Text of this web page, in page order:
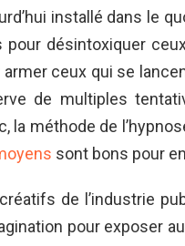
installé dans le
pour désintoxiquer
armer ceux qui se
de multiples
la méthode de
sont bons pour
de l’industrie
pour exposer